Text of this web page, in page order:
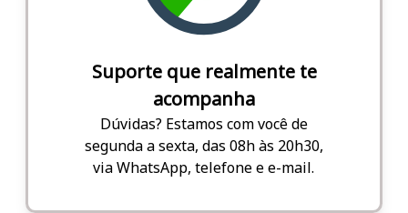
Suporte que realmente te
acompanha
Dúvidas? Estamos com você de
segunda a sexta, das 08h às 20h30,
via WhatsApp, telefone e e-mail.